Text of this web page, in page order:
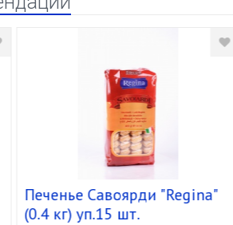
Печенье Савоярди "Regina"
(0.4 кг) уп.15 шт.